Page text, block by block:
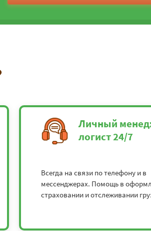
Личный
логист 24/7
Всегда на связи по телефону и в
мессенджерах. Помощь в
страховании и отслеживании